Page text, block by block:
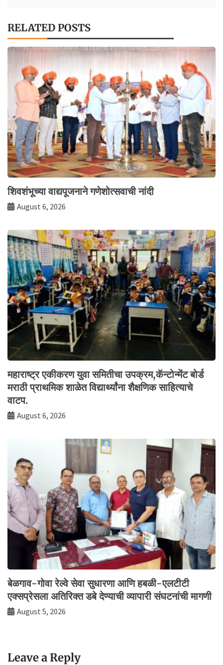
RELATED POSTS
शिवशंभूच्या वाद्यपूजनाने गणेशोत्सवाची नांदी
August 6, 2026
महाराष्ट्र एकीकरण युवा समितीचा उपक्रम,कॅन्टोन्मेंट बोर्ड
मराठी प्राथमिक शाळेत विद्यार्थ्यांना शैक्षणिक साहित्याचे
वाटप.
August 6, 2026
बेळगाव-गोवा रेल्वे सेवा सुधारणा आणि हबळी-एलटीटी
एक्सप्रेसला अतिरिक्त डबे देण्याची व्यापारी संघटनांची मागणी
August 5, 2026
Leave a Reply